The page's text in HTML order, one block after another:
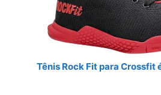
Tênis Rock Fit para Crossfit